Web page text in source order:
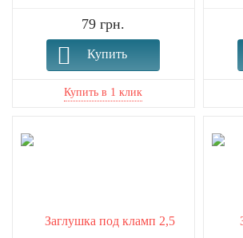
79 грн.
Купить